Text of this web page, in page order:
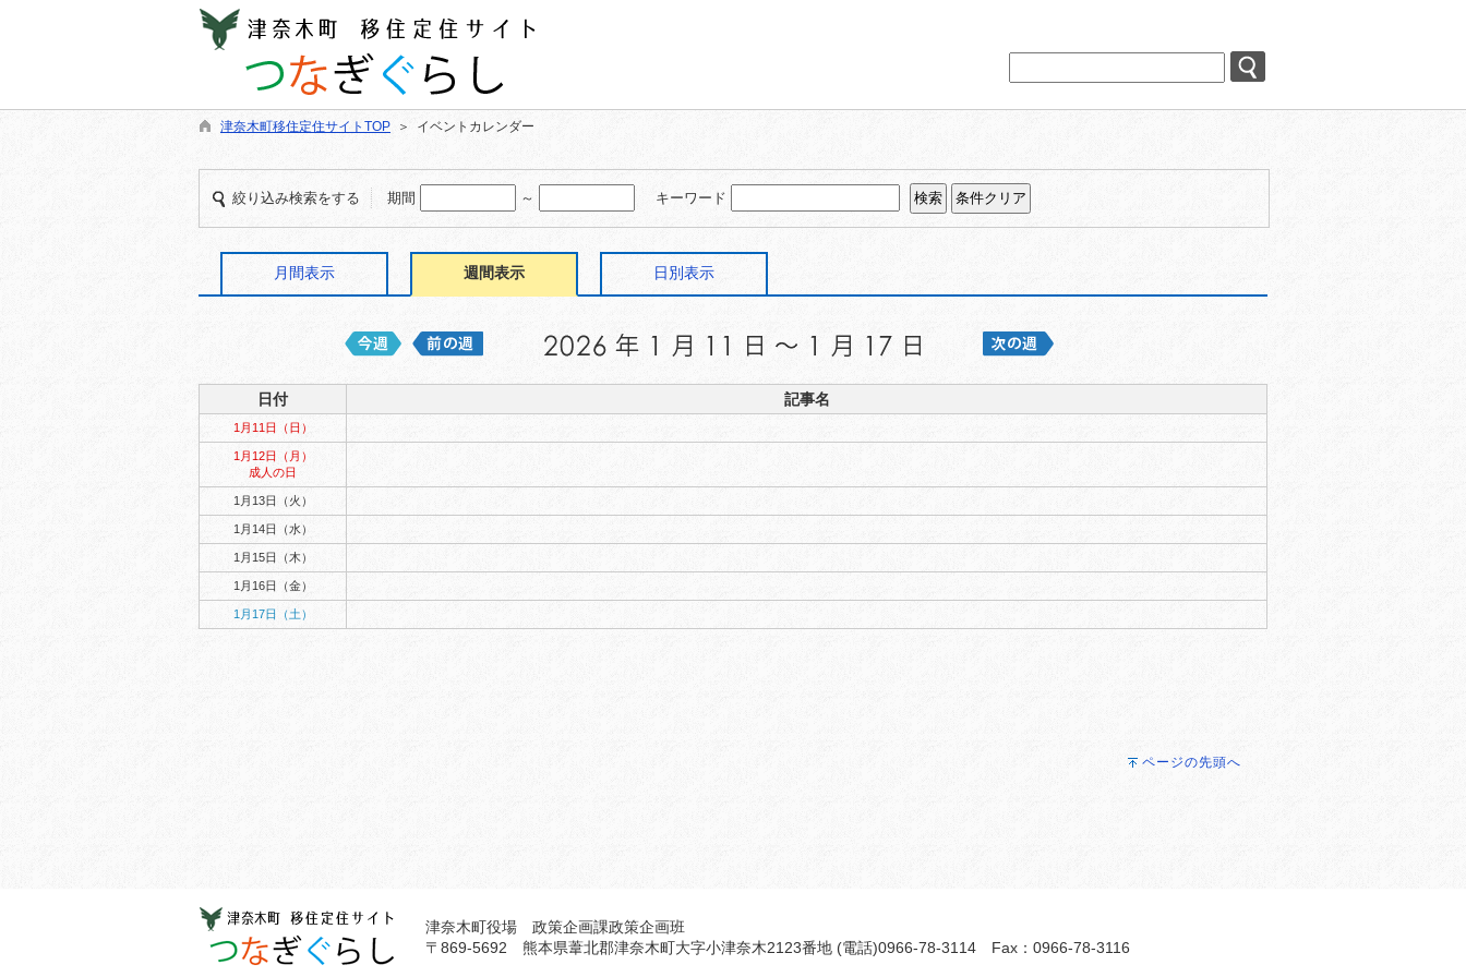
津奈木町移住定住サイトTOP ＞ イベントカレンダー
絞り込み検索をする 期間 ～ キーワード
月間表示 週間表示 日別表示
日付 記事名
1月11日（日）
1月12日（月）
成人の日
1月13日（火）
1月14日（水）
1月15日（木）
1月16日（金）
1月17日（土）
ページの先頭へ
津奈木町役場 政策企画課政策企画班
〒869-5692 熊本県葦北郡津奈木町大字小津奈木2123番地 (電話)0966-78-3114 Fax：0966-78-3116